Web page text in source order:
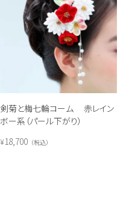
剣菊と梅七輪コーム 赤レイン
ボー系（パール下がり）
¥18,700 税込